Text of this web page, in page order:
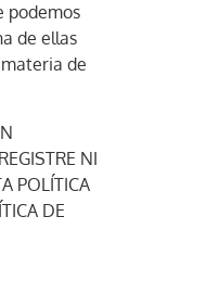
podemos
de ellas
de
NI
POLÍTICA
DE